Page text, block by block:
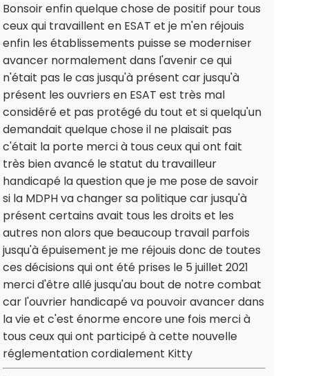
Bonsoir enfin quelque chose de positif pour tous
ceux qui travaillent en ESAT et je m'en réjouis
enfin les établissements puisse se moderniser
avancer normalement dans l'avenir ce qui
n'était pas le cas jusqu'à présent car jusqu'à
présent les ouvriers en ESAT est très mal
considéré et pas protégé du tout et si quelqu'un
demandait quelque chose il ne plaisait pas
c'était la porte merci à tous ceux qui ont fait
très bien avancé le statut du travailleur
handicapé la question que je me pose de savoir
si la MDPH va changer sa politique car jusqu'à
présent certains avait tous les droits et les
autres non alors que beaucoup travail parfois
jusqu'à épuisement je me réjouis donc de toutes
ces décisions qui ont été prises le 5 juillet 2021
merci d'être allé jusqu'au bout de notre combat
car l'ouvrier handicapé va pouvoir avancer dans
la vie et c'est énorme encore une fois merci à
tous ceux qui ont participé à cette nouvelle
réglementation cordialement Kitty